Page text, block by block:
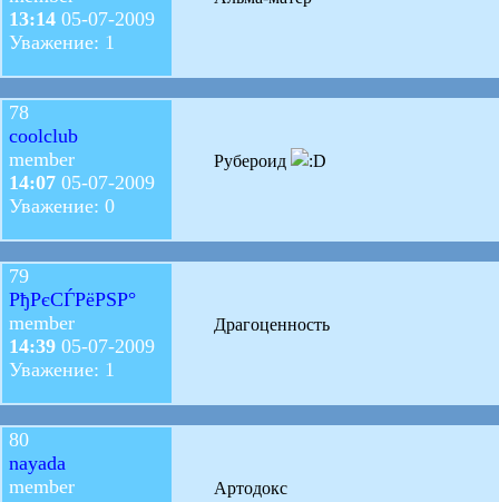
13:14 05-07-2009
Уважение: 1
78
coolclub
member
14:07 05-07-2009
Уважение: 0
Рубероид
79
РђРєСЃРёРЅР°
member
14:39 05-07-2009
Уважение: 1
Драгоценность
80
nayada
member
Артодокс